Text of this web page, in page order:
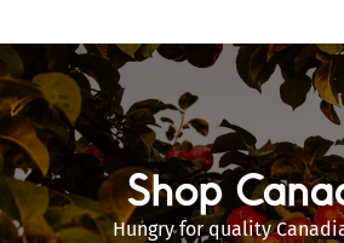
Shop
Hungry for quality